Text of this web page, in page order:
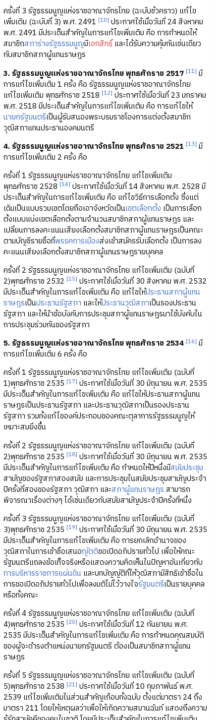
ครั้งที่ 3 รัฐธรรมนูญแห่งราชอาณาจักรไทย (ฉะบับชั่วคราว) แก้ไข
เพิ่มเติม (ฉะบับที่ 3) พ.ศ. 2491 [10] ประกาศใช้เมื่อวันที่ 24 สิงหาคม
พ.ศ. 2491 มีประเด็นสำคัญในการแก้ไขเพิ่มเติม คือ การกำหนดให้
สมาชิกสภาร่างรัฐธรรมนูญมีเอกสิทธิ์และได้รับความคุ้มกันเช่นเดียว
กับสมาชิกสภาผู้แทนราษฎร
3. รัฐธรรมนูญแห่งราชอาณาจักรไทย พุทธศักราช 2517 [11] มี
การแก้ไขเพิ่มเติม 1 ครั้ง คือ รัฐธรรมนูญแห่งราชอาณาจักรไทย
แก้ไขเพิ่มเติม พุทธศักราช 2518 [12] ประกาศใช้เมื่อวันที่ 23 มกราคม
พ.ศ. 2518 มีประเด็นสำคัญในการแก้ไขเพิ่มเติม คือ การแก้ไขให้
นายกรัฐมนตรีเป็นผู้รับสนองพระบรมราชโองการแต่งตั้งสมาชิก
วุฒิสภาแทนประธานองคมนตรี
4. รัฐธรรมนูญแห่งราชอาณาจักรไทย พุทธศักราช 2521 [13] มี
การแก้ไขเพิ่มเติม 2 ครั้ง คือ
ครั้งที่ 1 รัฐธรรมนูญแห่งราชอาณาจักรไทย แก้ไขเพิ่มเติม
พุทธศักราช 2528 [14] ประกาศใช้เมื่อวันที่ 14 สิงหาคม พ.ศ. 2528 มี
ประเด็นสำคัญในการแก้ไขเพิ่มเติม คือ แก้ไขวิธีการเลือกตั้ง ซึ่งแต่
เดิมเป็นแบบรวมเขตโดยถือเอาจังหวัดเป็นเขตเลือกตั้ง เป็นการเลือก
ตั้งแบบแบ่งเขตเลือกตั้งตามจำนวนสมาชิกสภาผู้แทนราษฎร และ
เปลี่ยนการลงคะแนนเสียงเลือกตั้งสมาชิกสภาผู้แทนราษฎรเป็นคณะ
ตามบัญชีรายชื่อที่พรรคการเมืองส่งเข้าสมัครรับเลือกตั้ง เป็นการลง
คะแนนเสียงเลือกตั้งสมาชิกสภาผู้แทนราษฎรายบุคคล
ครั้งที่ 2 รัฐธรรมนูญแห่งราชอาณาจักรไทย แก้ไขเพิ่มเติม (ฉบับที่
2)พุทธศักราช 2532 [15] ประกาศใช้เมื่อวันที่ 30 สิงหาคม พ.ศ. 2532
มีประเด็นสำคัญในการแก้ไขเพิ่มเติม คือ แก้ไขให้ประธานสภาผู้แทน
ราษฎรเป็นประธานรัฐสภา และให้ประธานวุฒิสภาเป็นรองประธาน
รัฐสภา และให้นำข้อบังคับการประชุมสภาผู้แทนราษฎรมาใช้บังคับใน
การประชุมร่วมกันของรัฐสภา
5. รัฐธรรมนูญแห่งราชอาณาจักรไทย พุทธศักราช 2534 [16] มี
การแก้ไขเพิ่มเติม 6 ครั้ง คือ
ครั้งที่ 1 รัฐธรรมนูญแห่งราชอาณาจักรไทย แก้ไขเพิ่มเติม (ฉบับที่
1)พุทธศักราช 2535 [17] ประกาศใช้เมื่อวันที่ 30 มิถุนายน พ.ศ. 2535
มีประเด็นสำคัญในการแก้ไขเพิ่มเติม คือ แก้ไขให้ประธานสภาผู้แทน
ราษฎรเป็นประธานรัฐสภา และประธานวุฒิสภาเป็นรองประธาน
รัฐสภา รวมทั้งแก้ไของค์ประกอบของคณะตุลาการรัฐธรรมนูญให้
เหมาะสมยิ่งขึ้น
ครั้งที่ 2 รัฐธรรมนูญแห่งราชอาณาจักรไทย แก้ไขเพิ่มเติม (ฉบับที่
2)พุทธศักราช 2535 [18] ประกาศใช้เมื่อวันที่ 30 มิถุนายน พ.ศ. 2535
มีประเด็นสำคัญในการแก้ไขเพิ่มเติม คือ กำหนดให้ปีหนึ่งมีสมัยประชุม
สามัญของรัฐสภาสองสมัย และการประชุมในสมัยประชุมสามัญประจำ
ปีครั้งที่สองของรัฐสภา วุฒิสภา และสภาผู้แทนราษฎร สามารถ
พิจารณาเรื่องต่างๆ ได้เช่นเดียวกับสมัยสามัญประจำปีครั้งที่หนึ่ง
ครั้งที่ 3 รัฐธรรมนูญแห่งราชอาณาจักรไทย แก้ไขเพิ่มเติม (ฉบับที่
3)พุทธศักราช 2535 [19] ประกาศใช้เมื่อวันที่ 30 มิถุนายน พ.ศ. 2535
มีประเด็นสำคัญในการแก้ไขเพิ่มเติม คือ การยกเลิกอำนาจของ
วุฒิสภาในการเข้าชื่อเสนอญัตติขอเปิดอภิปรายทั่วไป เพื่อให้คณะ
รัฐมนตรีแถลงข้อเท็จจริงหรือแสดงความคิดเห็นในปัญหาอันเกี่ยวกับ
การบริหารราชการแผ่นดินและบทบัญญัติที่ให้วุฒิสภามีสิทธิเข้าชื่อใน
การขอเปิดอภิปรายทั่วไปเพื่อลงมติไม่ไว้วางใจรัฐมนตรีเป็นรายบุคคล
หรือทั้งคณะ
ครั้งที่ 4 รัฐธรรมนูญแห่งราชอาณาจักรไทย แก้ไขเพิ่มเติม (ฉบับที่
4)พุทธศักราช 2535 [20] ประกาศใช้เมื่อวันที่ 12 กันยายน พ.ศ.
2535 มีประเด็นสำคัญในการแก้ไขเพิ่มเติม คือ การกำหนดคุณสมบัติ
ของผู้จะดำรงตำแหน่งนายกรัฐมนตรี ต้องเป็นสมาชิกสภาผู้แทน
ราษฎร
ครั้งที่ 5 รัฐธรรมนูญแห่งราชอาณาจักรไทย แก้ไขเพิ่มเติม (ฉบับที่
5)พุทธศักราช 2538 [21] ประกาศใช้เมื่อวันที่ 10 กุมภาพันธ์ พ.ศ.
2539 แก้ไขเพิ่มเติมในส่วนสำคัญเกือบทั้งฉบับ ตั้งแต่มาตรา 24 ถึง
มาตรา 211 โดยให้เหตุผลว่าเพื่อให้เกิดความสมานฉันท์ แสดงถึงความ